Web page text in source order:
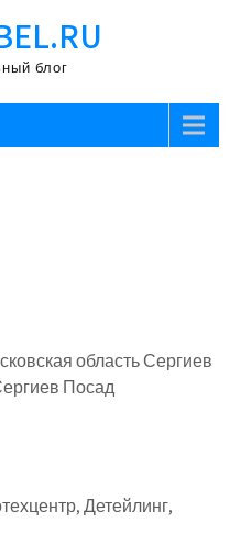
блог
область Сергиев
Посад
Детейлинг,